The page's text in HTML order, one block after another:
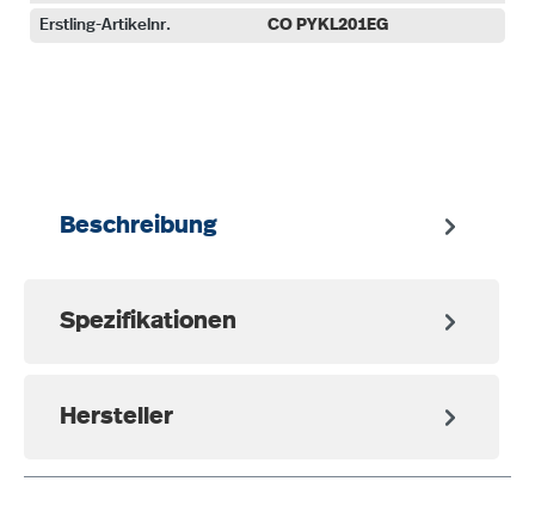
Erstling-Artikelnr. CO PYKL201EG
Beschreibung
Spezifikationen
Hersteller